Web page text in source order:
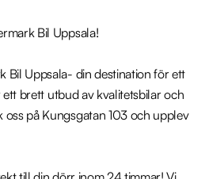
Bil Uppsala!
Bil Uppsala- din destination för ett
brett utbud av kvalitetsbilar och
oss på Kungsgatan 103 och upplev